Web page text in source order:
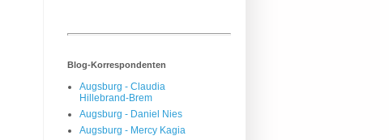
Blog-Korrespondenten
Augsburg - Claudia
Hillebrand-Brem
Augsburg - Daniel Nies
Augsburg - Mercy Kagia